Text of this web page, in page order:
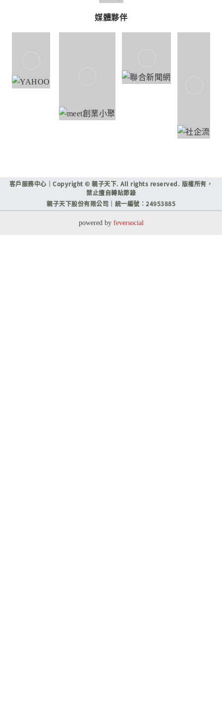
媒體夥伴
客戶服務中心 ｜Copyright © 親子天下. All rights reserved. 版權所有，
禁止擅自轉貼節錄
親子天下股份有限公司｜統一編號：24953885
powered by